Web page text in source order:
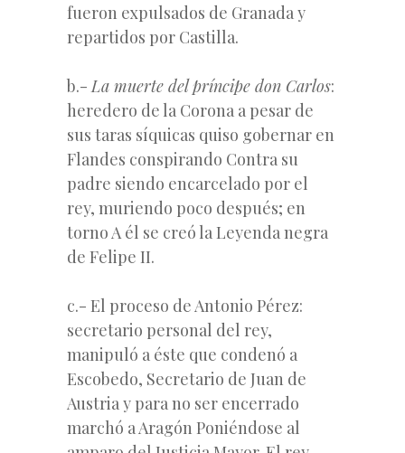
fueron expulsados de Granada y
repartidos por Castilla.
b.-La muerte del príncipe don Carlos:
heredero de la Corona a pesar de
sus taras síquicas quiso gobernar en
Flandes conspirando Contra su
padre siendo encarcelado por el
rey, muriendo poco después; en
torno A él se creó la Leyenda negra
de Felipe II.
c.- El proceso de Antonio Pérez:
secretario personal del rey,
manipuló a éste que condenó a
Escobedo, Secretario de Juan de
Austria y para no ser encerrado
marchó a Aragón Poniéndose al